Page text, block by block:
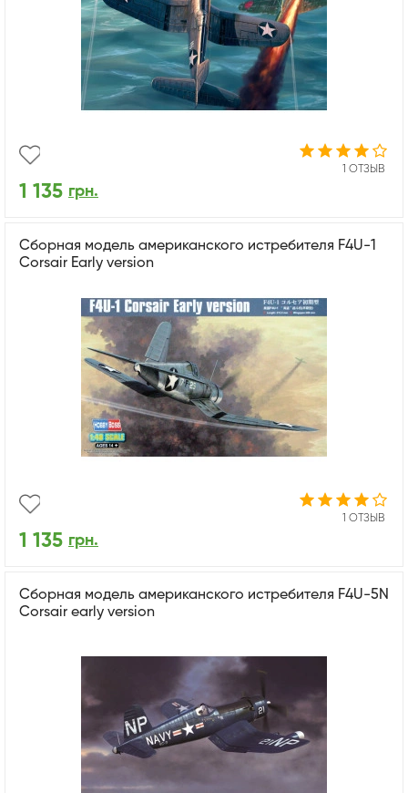
1 ОТЗЫВ
1 135 грн.
Сборная модель американского истребителя F4U-1
Corsair Early version
1 ОТЗЫВ
1 135 грн.
Сборная модель американского истребителя F4U-5N
Corsair early version